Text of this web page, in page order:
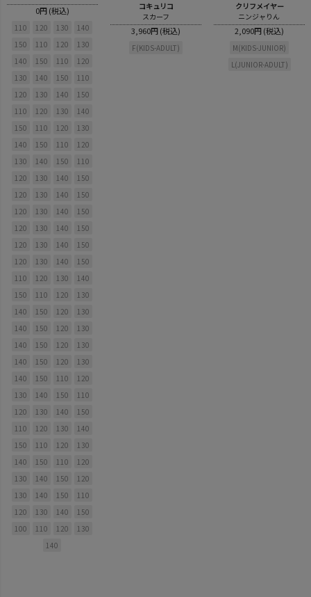
0円 (税込)
110 120 130
140
150
110 120
130
140
150 110
120
130
140 150
110
120
130 140
150
110
120 130
140
150
110 120
130
140
150 110
120
130
140 150
110
120
130 140
150
120
130 140
150
120
130 140
150
120
130 140
150
120
130 140
150
120
130 140
150
110
120 130
140
150
110 120
130
140
150 120
130
140
150 120
130
140
150 120
130
140
150 120
130
140
150 110
120
130
140 150
110
120
130 140
150
110
120 130
140
150
110 120
130
140
150 110
120
130
140 150
120
130
140 150
110
120
130 140
150
100
110 120
130
140
コキュリコ
スカーフ
3,960円 (税込)
F(KIDS-ADULT)
クリフメイヤー
ニンジャりん
2,090円 (税込)
M(KIDS-JUNIOR)
L(JUNIOR-ADULT)